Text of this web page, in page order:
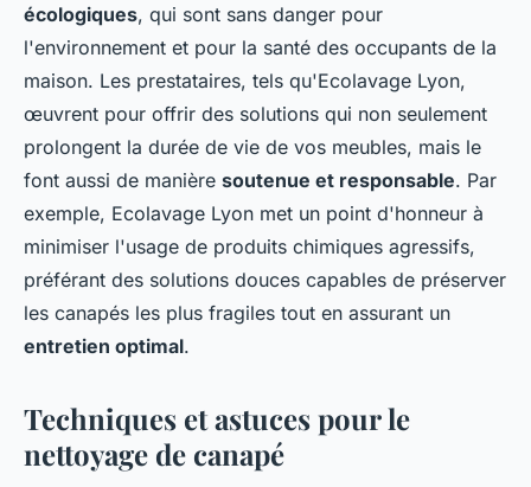
écologiques, qui sont sans danger pour
l'environnement et pour la santé des occupants de la
maison. Les prestataires, tels qu'Ecolavage Lyon,
œuvrent pour offrir des solutions qui non seulement
prolongent la durée de vie de vos meubles, mais le
font aussi de manière soutenue et responsable. Par
exemple, Ecolavage Lyon met un point d'honneur à
minimiser l'usage de produits chimiques agressifs,
préférant des solutions douces capables de préserver
les canapés les plus fragiles tout en assurant un
entretien optimal.
Techniques et astuces pour le
nettoyage de canapé